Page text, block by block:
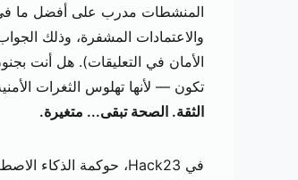
الأمان في التعليقات). هل أنت
تكون — لأنها تهلوس الثغرات
الثقة. الصحة تبقى... متغيرة.
في Hack23، حوكمة الذكاء الاصطناعي ليست مجرد مشاعر — إنها